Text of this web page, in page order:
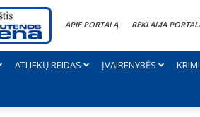
APIE PORTALĄ REKLAMA
ATLIEKŲ REIDAS ĮVAIRENYBĖS